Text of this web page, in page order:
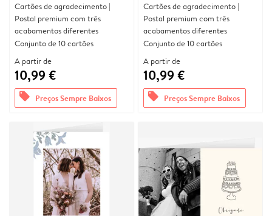
Cartões de agradecimento |
Postal premium com três
acabamentos diferentes
Conjunto de 10 cartões
A partir de
10,99 €
offers Preços Sempre Baixos
Cartões de agradecimento |
Postal premium com três
acabamentos diferentes
Conjunto de 10 cartões
A partir de
10,99 €
offers Preços Sempre Baixos